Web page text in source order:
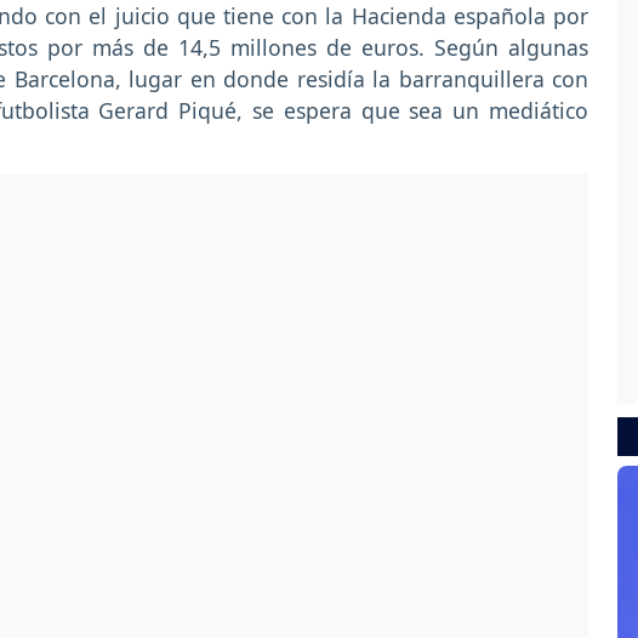
con el juicio que tiene con la Hacienda española por
por más de 14,5 millones de euros. Según algunas
Barcelona, lugar en donde residía la barranquillera con
Gerard Piqué, se espera que sea un mediático